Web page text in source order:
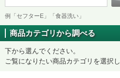
例「セフターE」「食器洗い」
商品カテゴリから調べる
下から選んでください。
ご覧になりたい商品カテゴリを選択